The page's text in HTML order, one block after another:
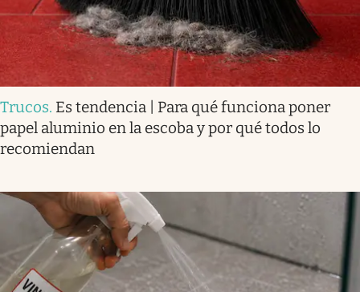
Trucos. Es tendencia | Para qué funciona poner
papel aluminio en la escoba y por qué todos lo
recomiendan